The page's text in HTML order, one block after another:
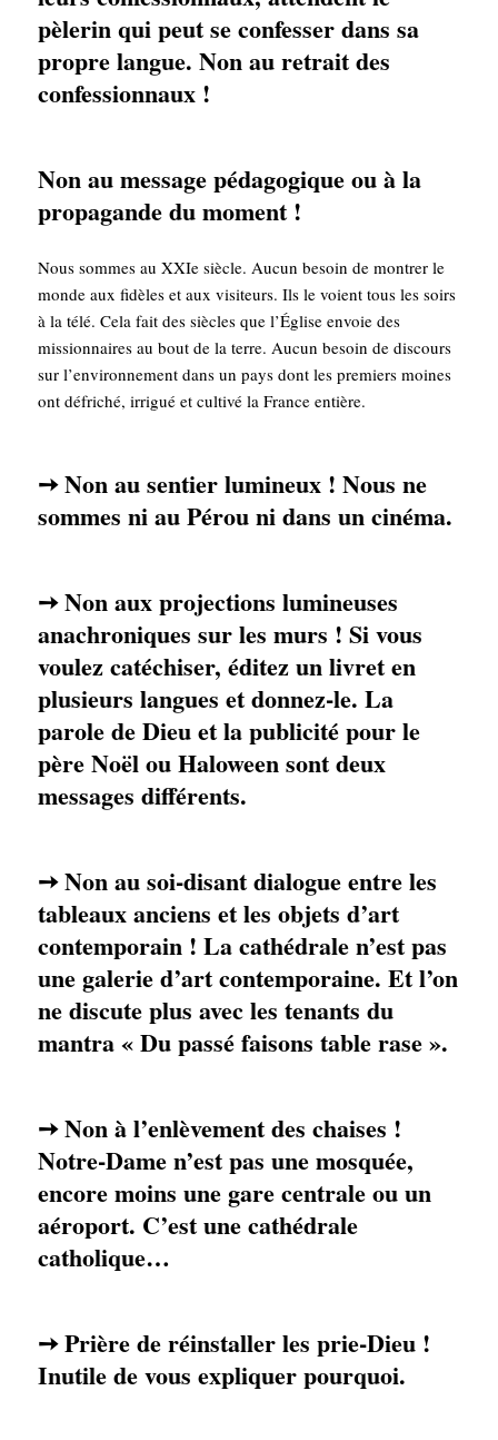
pèlerin qui peut se confesser dans sa
propre langue. Non au retrait des
confessionnaux !
Non au message pédagogique ou à la
propagande du moment !
Nous sommes au XXIe siècle. Aucun besoin de montrer le
monde aux fidèles et aux visiteurs. Ils le voient tous les soirs
à la télé. Cela fait des siècles que l’Église envoie des
missionnaires au bout de la terre. Aucun besoin de discours
sur l’environnement dans un pays dont les premiers moines
ont défriché, irrigué et cultivé la France entière.
➙Non au sentier lumineux ! Nous ne
sommes ni au Pérou ni dans un cinéma.
➙Non aux projections lumineuses
anachroniques sur les murs ! Si vous
voulez catéchiser, éditez un livret en
plusieurs langues et donnez-le. La
parole de Dieu et la publicité pour le
père Noël ou Haloween sont deux
messages différents.
➙Non au soi-disant dialogue entre les
tableaux anciens et les objets d’art
contemporain ! La cathédrale n’est pas
une galerie d’art contemporaine. Et l’on
ne discute plus avec les tenants du
mantra « Du passé faisons table rase ».
➙Non à l’enlèvement des chaises !
Notre-Dame n’est pas une mosquée,
encore moins une gare centrale ou un
aéroport. C’est une cathédrale
catholique…
➙Prière de réinstaller les prie-Dieu !
Inutile de vous expliquer pourquoi.